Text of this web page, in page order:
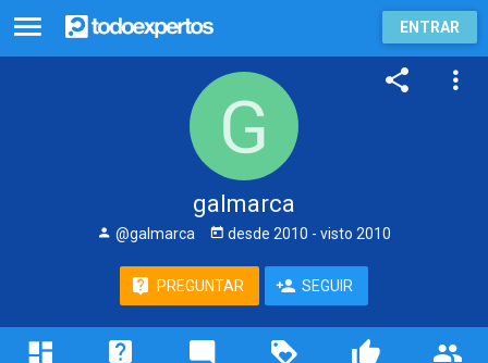
ENTRAR
galmarca
@galmarca desde 2010 - visto 2010
PREGUNTAR SEGUIR